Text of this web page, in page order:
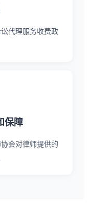
代理服务收费政
保障
会对律师提供的